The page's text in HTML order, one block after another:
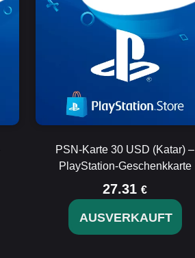
PSN-Karte 30 USD (Katar) –
PlayStation-Geschenkkarte
27.31 €
AUSVERKAUFT